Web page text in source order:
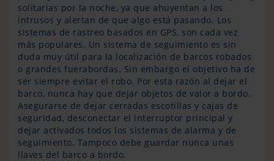
solitarias por la noche, ya que ahuyentan a los
intrusos y alertan de que algo está pasando. Los
sistemas de rastreo basados en GPS, son cada vez
más populares. Un sistema de seguimiento es sin
duda muy útil para la localización de barcos robados
o grandes fuerabordas. Sin embargo el objetivo ha de
ser siempre evitar el robo. Por esta razón al dejar el
barco, nunca hay que dejar objetos de valor a bordo.
Asegurarse de dejar cerradas escotillas y cajas de
seguridad, desconectar el interruptor principal y
dejar activados todos los sistemas de alarma y de
seguimiento. Tampoco debe guardar nunca unas
llaves del barco a bordo.